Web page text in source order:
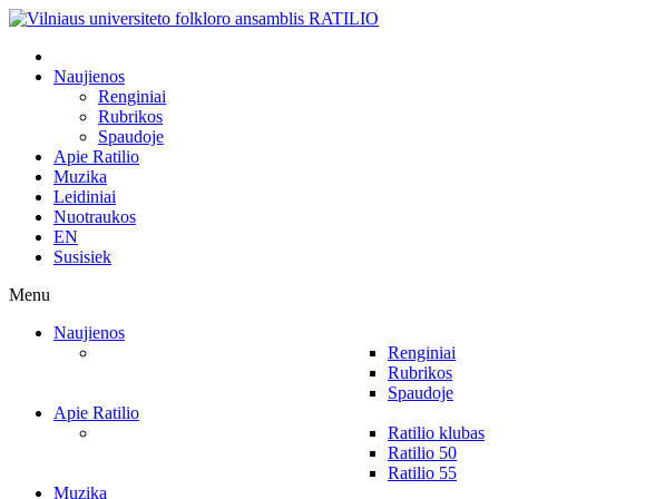
Naujienos
Renginiai
Rubrikos
Spaudoje
Apie Ratilio
Muzika
Leidiniai
Nuotraukos
EN
Susisiek
Menu
Naujienos
Renginiai
Rubrikos
Spaudoje
Apie Ratilio
Ratilio klubas
Ratilio 50
Ratilio 55
Muzika